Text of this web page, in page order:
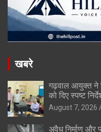
खबरे
गढ़वाल आयुक्त ने
को दिए स्पष्ट
August 7, 2026
अवैध निर्माण और